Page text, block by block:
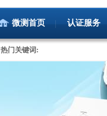
微测首页 认证服务
热门关键词: